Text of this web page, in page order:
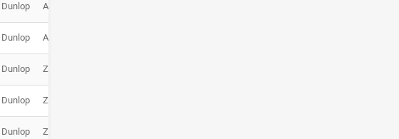
Dunlop Ausfall
Dunlop Ausfall
Dunlop Zurückgezogen
Dunlop Zurückgezogen
Dunlop Zurückgezogen